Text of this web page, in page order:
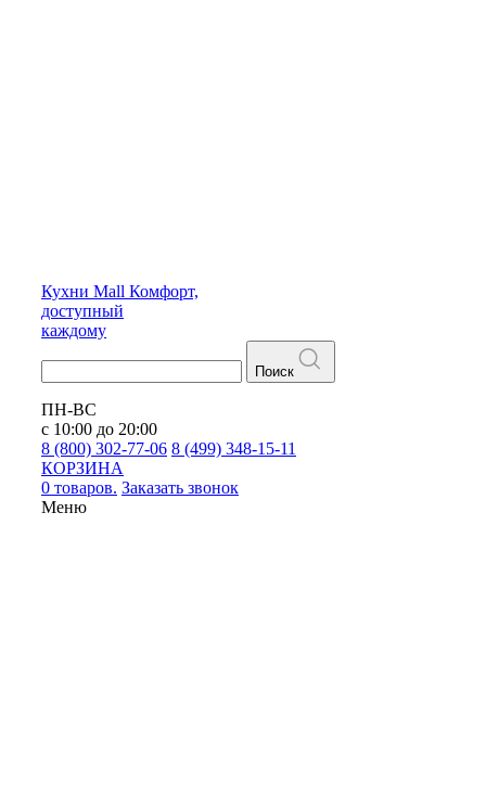
Кухни Mall Комфорт,
доступный
каждому
Поиск
ПН-ВС
с 10:00 до 20:00
8 (800) 302-77-06 8 (499) 348-15-11
КОРЗИНА
0 товаров. Заказать звонок
Меню